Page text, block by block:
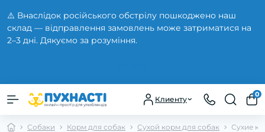
⚠️ Внаслідок російського обстрілу пошкоджено наш
склад — відправлення замовлень може затриматися на
2–3 дні. Дякуємо за розуміння.
Клиенту
0
Собаки Корм для собак Сухой корм для собак Сухие